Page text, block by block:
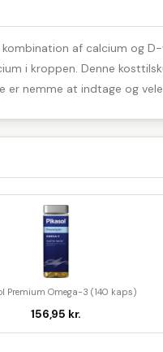
af calcium og
i kroppen. Denne
nemme at indtage og
Premium Omega-3 (140 kaps)
156,95 kr.